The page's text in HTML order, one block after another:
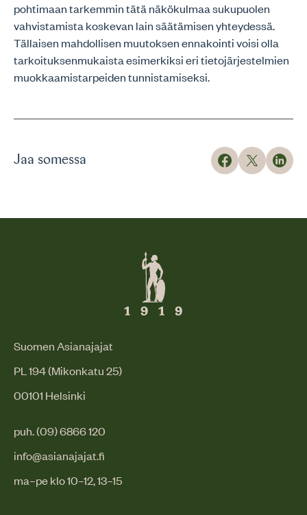
pohtimaan tarkemmin tätä näkökulmaa sukupuolen
vahvistamista koskevan lain säätämisen yhteydessä.
Tällaisen mahdollisen muutoksen ennakointi voisi olla
tarkoituksenmukaista esimerkiksi eri tietojärjestelmien
muokkaamistarpeiden tunnistamiseksi.
Jaa somessa
Suomen Asianajajat
PL 194 (Mikonkatu 25)
00101 Helsinki
puh. (09) 6866 120
info@asianajajat.fi
ma–pe klo 10–12, 13–15